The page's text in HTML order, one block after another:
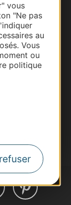
vous
"Ne pas
au
Vous
ou
politique
sorties.